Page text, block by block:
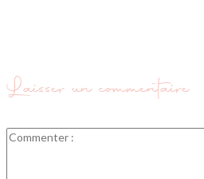
Laisser un commentaire